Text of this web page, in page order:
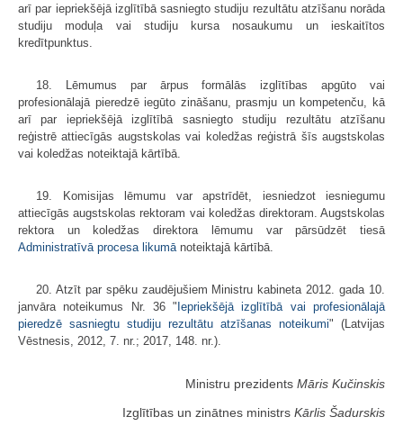
arī par iepriekšējā izglītībā sasniegto studiju rezultātu atzīšanu norāda
studiju moduļa vai studiju kursa nosaukumu un ieskaitītos
kredītpunktus.
18. Lēmumus par ārpus formālās izglītības apgūto vai
profesionālajā pieredzē iegūto zināšanu, prasmju un kompetenču, kā
arī par iepriekšējā izglītībā sasniegto studiju rezultātu atzīšanu
reģistrē attiecīgās augstskolas vai koledžas reģistrā šīs augstskolas
vai koledžas noteiktajā kārtībā.
19. Komisijas lēmumu var apstrīdēt, iesniedzot iesniegumu
attiecīgās augstskolas rektoram vai koledžas direktoram. Augstskolas
rektora un koledžas direktora lēmumu var pārsūdzēt tiesā
Administratīvā procesa likumā noteiktajā kārtībā.
20. Atzīt par spēku zaudējušiem Ministru kabineta 2012. gada 10.
janvāra noteikumus Nr. 36 " Iepriekšējā izglītībā vai profesionālajā
pieredzē sasniegtu studiju rezultātu atzīšanas noteikumi" (Latvijas
Vēstnesis, 2012, 7. nr.; 2017, 148. nr.).
Ministru prezidents Māris Kučinskis
Izglītības un zinātnes ministrs Kārlis Šadurskis